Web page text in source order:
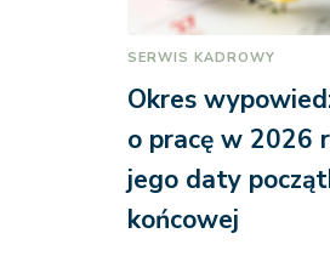
SERWIS KADROWY
Okres
o pracę w 2026
jego daty
końcowej